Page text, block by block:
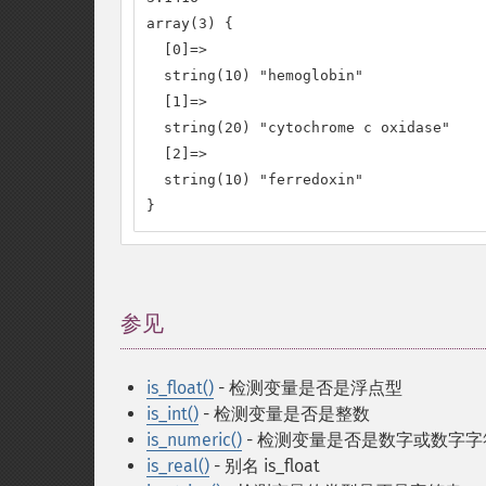
array(3) {
  [0]=>
  string(10) "hemoglobin"
  [1]=>
  string(20) "cytochrome c oxidase"
  [2]=>
  string(10) "ferredoxin"
}
参见
is_float() - 检测变量是否是浮点型
is_int() - 检测变量是否是整数
is_numeric() - 检测变量是否是数字或数字
is_real() - 别名 is_float